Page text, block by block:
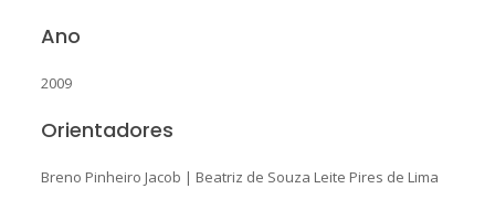
Ano
2009
Orientadores
Breno Pinheiro Jacob | Beatriz de Souza Leite Pires de Lima